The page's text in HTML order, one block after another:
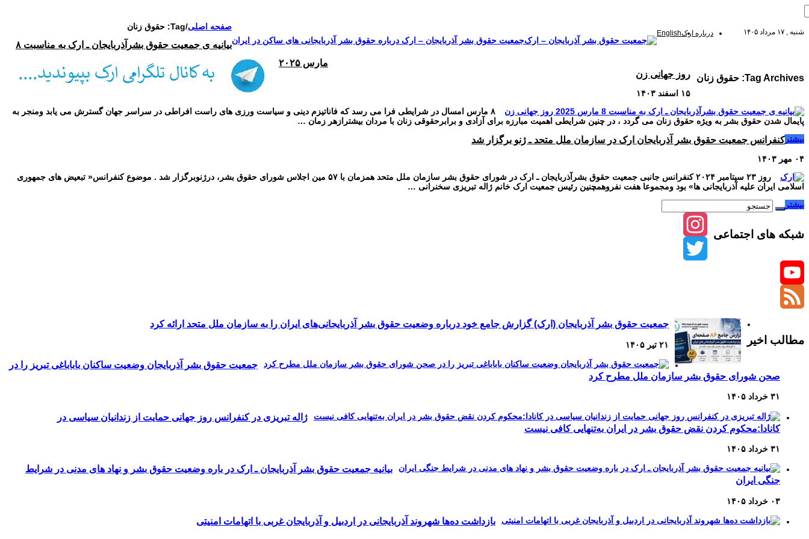
شنبه , ۱۷ مرداد ۱۴۰۵ درباره ارکEnglish
جمعیت حقوق بشر آذربایجان – ارک درباره حقوق بشر آذربایجانی های ساکن در ایران
صفحه اصلی/
Tag: حقوق زنان
Tag Archives: حقوق زنان
بیانیه ی جمعیت حقوق بشرآذربایجان ـ ارک به مناسبت ۸
مارس ۲۰۲۵
روز جهانی زن
۱۵ اسفند ۱۴۰۳
۸ مارس امسال در شرایطی فرا می رسد که فاناتیزم دینی و سیاست ورزی های راست افراطی در سراسر جهان گسترش می یابد ومنجر به
پایمال شدن حقوق بشر به ویژه حقوق زنان می گردد ، در چنین شرایطی اهمیت مبارزه برای آزادی و برابرحقوقی زنان با مردان بیشترازهر زمان …
بیشترکنفرانس جمعیت حقوق بشر آذربایجان ارک در سازمان ملل متحد ـ ژنو برگزار شد
۰۴ مهر ۱۴۰۳
روز ۲۳ سپتامبر ۲۰۲۴ کنفرانس جانبی جمعیت حقوق بشرآذربایجان ـ ارک در شورای حقوق بشر سازمان ملل متحد همزمان با ۵۷ مین اجلاس شورای حقوق بشر، درژنوبرگزار شد . موضوع کنفرانس« تبعیض های جمهوری
اسلامی ایران علیه آذربایجانی ها» بود ومجموعا هفت نفروهمچنین رئیس جمعیت ارک خانم ژاله تبریزی سخنرانی …
بیشتر
شبکه های اجتماعی
Instagram
Twitter
YouTube
مطالب اخیر
جمعیت حقوق بشر آذربایجان (ارک) گزارش جامع خود درباره وضعیت حقوق بشر آذربایجانی‌های ایران را به سازمان ملل متحد ارائه کرد
۲۱ تیر ۱۴۰۵
جمعیت حقوق بشر آذربایجان وضعیت ساکنان باباباغی تبریز را در
صحن شورای حقوق بشر سازمان ملل مطرح کرد
۳۱ خرداد ۱۴۰۵
ژاله تبریزی در کنفرانس روز جهانی حمایت از زندانیان سیاسی در
کانادا:محکوم کردن نقض حقوق بشر در ایران به‌تنهایی کافی نیست
۳۱ خرداد ۱۴۰۵
بیانیه جمعیت حقوق بشر آذربایجان ـ ارک در باره وضعیت حقوق بشر و نهاد های مدنی در شرایط
جنگی ایران
۰۳ خرداد ۱۴۰۵
بازداشت ده‌ها شهروند آذربایجانی در اردبیل و آذربایجان غربی با اتهامات امنیتی